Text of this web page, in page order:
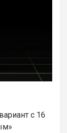
с 16